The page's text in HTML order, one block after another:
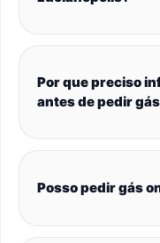
Por que preciso
antes de pedir
Posso pedir gás